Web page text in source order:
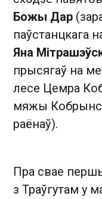
Божы Дар
паўстанцкага
Яна
прысягаў на
лесе Цемра
мяжы
раёнаў).
Пра свае
з Траўгутам у